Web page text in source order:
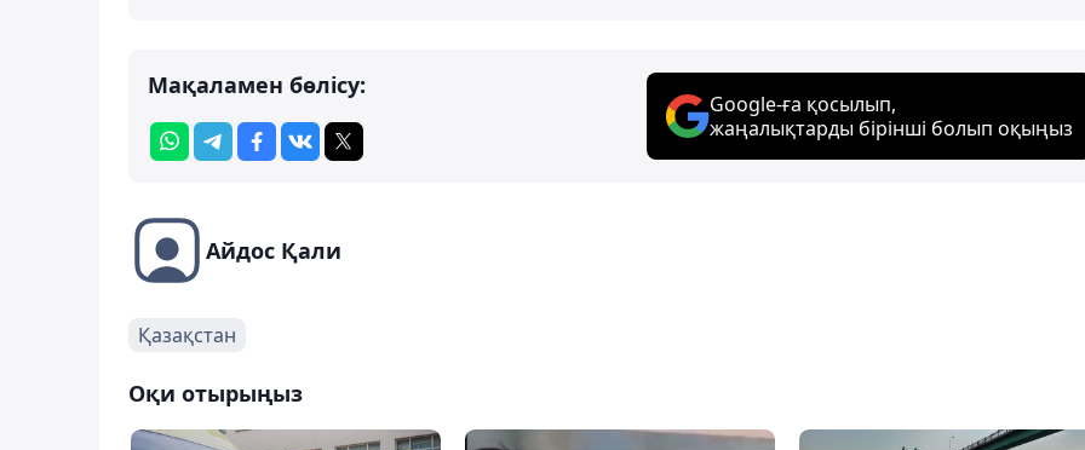
Мақаламен бөлісу:
Google-ға қосылып,
жаңалықтарды бірінші болып оқыңыз
Айдос Қали
Қазақстан
Оқи отырыңыз